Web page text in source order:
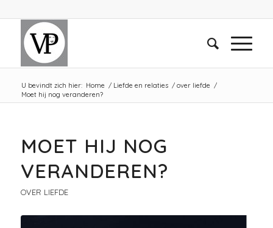
U bevindt zich hier: Home / Liefde en relaties / over liefde /
Moet hij nog veranderen?
MOET HIJ NOG
VERANDEREN?
OVER LIEFDE